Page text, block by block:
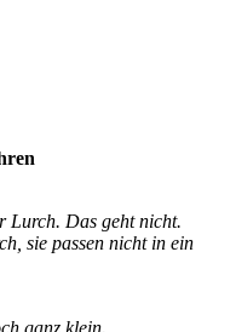
Lurch. Das geht nicht.
sie passen nicht in ein
ganz klein.